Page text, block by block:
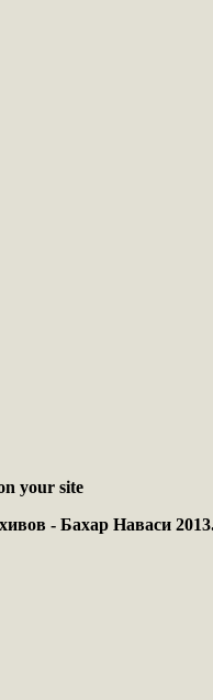
your site
- Бахар Наваси